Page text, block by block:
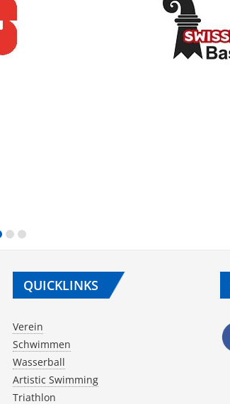
QUICKLINKS
Verein
Schwimmen
Wasserball
Artistic Swimming
Triathlon